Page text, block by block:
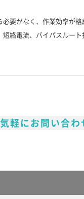
必要がなく、作業効率が格
短絡電流、バイパスルート
軽にお問い合わ